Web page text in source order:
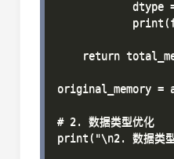
dtype
return
original_memory =
# 2. 数据类型优化
print("\n2. 数据类